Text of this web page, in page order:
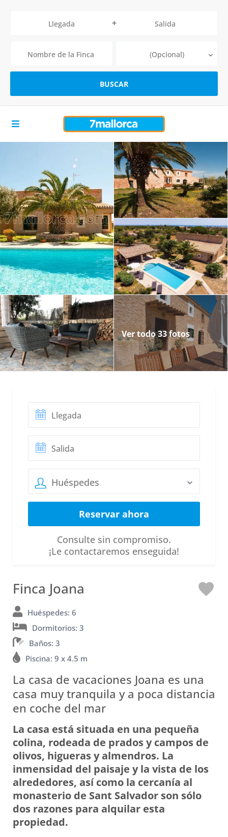
Ver todo 33 fotos
Huéspedes
Consulte sin compromiso.
¡Le contactaremos enseguida!
Finca Joana
M
n
Huéspedes: 6
Dormitorios: 3
Baños: 3
Piscina: 9 x 4.5 m
La casa de vacaciones Joana es una
casa muy tranquila y a poca distancia
en coche del mar
La casa está situada en una pequeña
colina, rodeada de prados y campos de
olivos, higueras y almendros. La
inmensidad del paisaje y la vista de los
alrededores, así como la cercanía al
monasterio de Sant Salvador son sólo
dos razones para alquilar esta
propiedad.